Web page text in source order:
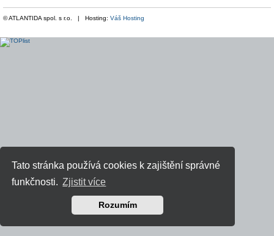
Tato stránka používá cookies k zajištění správné
funkčnosti. Zjistit více
Rozumím
© ATLANTIDA spol. s r.o. | Hosting: Váš Hosting